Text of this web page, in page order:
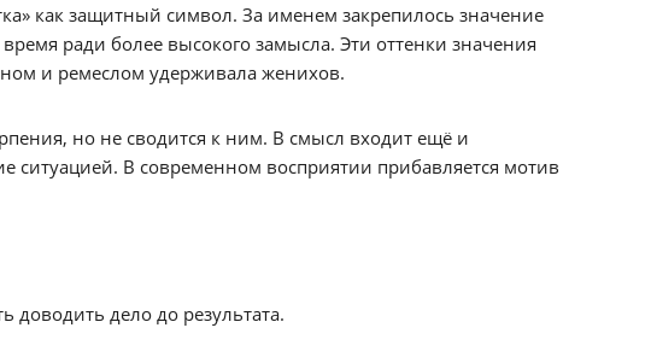
как защитный символ. За именем закрепилось значение
ради более высокого замысла. Эти оттенки значения
и ремеслом удерживала женихов.
но не сводится к ним. В смысл входит ещё и
ситуацией. В современном восприятии прибавляется мотив
дело до результата.